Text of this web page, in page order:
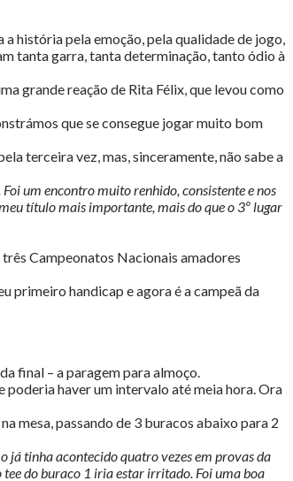
história pela emoção, pela qualidade de jogo,
tanta garra, tanta determinação, tanto ódio à
grande reação de Rita Félix, que levou como
que se consegue jogar muito bom
terceira vez, mas, sinceramente, não sabe a
um encontro muito renhido, consistente e nos
título mais importante, mais do que o 3º lugar
Campeonatos Nacionais amadores
primeiro handicap e agora é a campeã da
final – a paragem para almoço.
haver um intervalo até meia hora. Ora
mesa, passando de 3 buracos abaixo para 2
já tinha acontecido quatro vezes em provas da
tee do buraco 1 iria estar irritado. Foi uma boa